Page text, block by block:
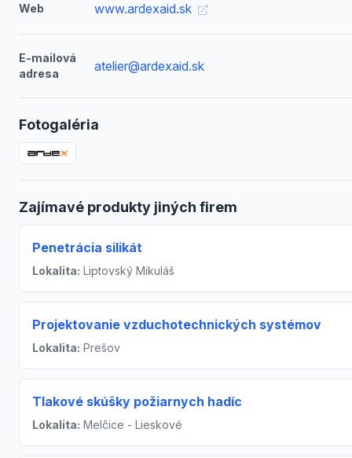
Web www.ardexaid.sk
E-mailová
adresa
atelier@ardexaid.sk
Fotogaléria
Zajímavé produkty jiných firem
Penetrácia silikát
Lokalita: Liptovský Mikuláš
Projektovanie vzduchotechnických systémov
Lokalita: Prešov
Tlakové skúšky požiarnych hadíc
Lokalita: Melčice - Lieskové